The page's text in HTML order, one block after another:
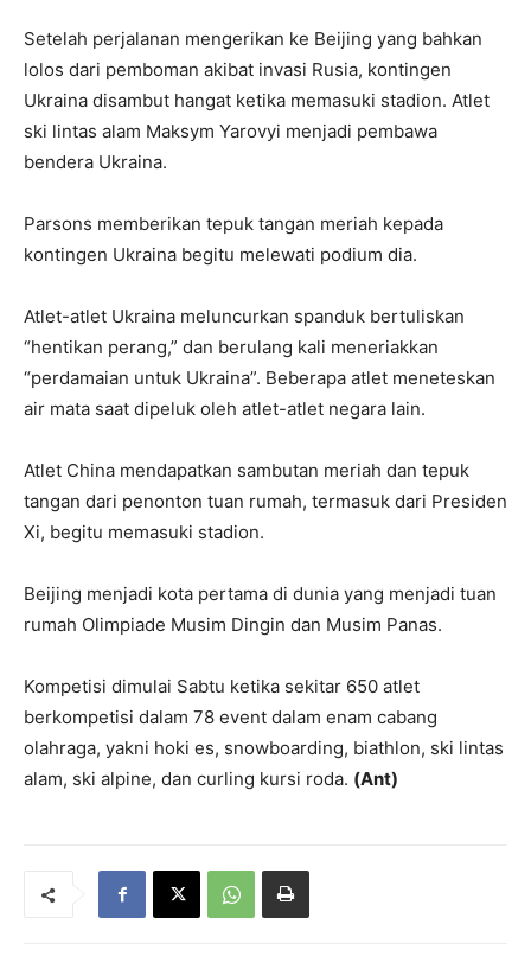
Setelah perjalanan mengerikan ke Beijing yang bahkan
lolos dari pemboman akibat invasi Rusia, kontingen
Ukraina disambut hangat ketika memasuki stadion. Atlet
ski lintas alam Maksym Yarovyi menjadi pembawa
bendera Ukraina.
Parsons memberikan tepuk tangan meriah kepada
kontingen Ukraina begitu melewati podium dia.
Atlet-atlet Ukraina meluncurkan spanduk bertuliskan
“hentikan perang,” dan berulang kali meneriakkan
“perdamaian untuk Ukraina”. Beberapa atlet meneteskan
air mata saat dipeluk oleh atlet-atlet negara lain.
Atlet China mendapatkan sambutan meriah dan tepuk
tangan dari penonton tuan rumah, termasuk dari Presiden
Xi, begitu memasuki stadion.
Beijing menjadi kota pertama di dunia yang menjadi tuan
rumah Olimpiade Musim Dingin dan Musim Panas.
Kompetisi dimulai Sabtu ketika sekitar 650 atlet
berkompetisi dalam 78 event dalam enam cabang
olahraga, yakni hoki es, snowboarding, biathlon, ski lintas
alam, ski alpine, dan curling kursi roda. (Ant)